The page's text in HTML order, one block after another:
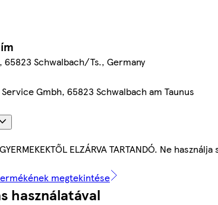
Schwalbach/Ts., Germany
Gmbh, 65823 Schwalbach am Taunus
GYERMEKEKTŐL ELZÁRVA TARTANDÓ. Ne
megtekintése
használatával